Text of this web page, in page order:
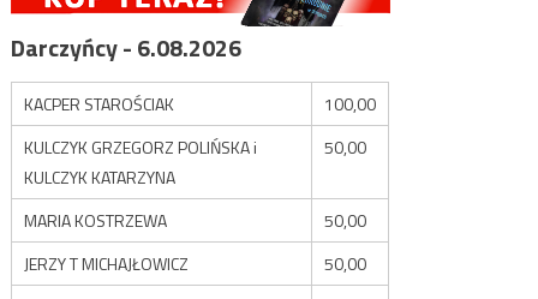
Darczyńcy - 6.08.2026
KACPER STAROŚCIAK
100,00
KULCZYK GRZEGORZ POLIŃSKA i
KULCZYK KATARZYNA
50,00
MARIA KOSTRZEWA
50,00
JERZY T MICHAJŁOWICZ
50,00